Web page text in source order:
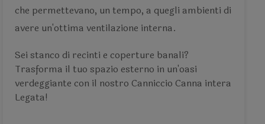
che permettevano, un tempo, a quegli ambienti di
avere un'ottima ventilazione interna.
Sei stanco di recinti e coperture banali?
Trasforma il tuo spazio esterno in un'oasi
verdeggiante con il nostro Canniccio Canna intera
Legata!